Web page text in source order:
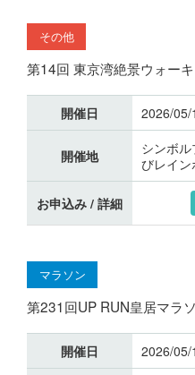
その他
第14回 東京湾絶景ウォー
開催日 2026/05/
開催地
シンボ
びレイ
お申込み / 詳細
マラソン
第231回UP RUN皇居マラ
開催日
2026/05/